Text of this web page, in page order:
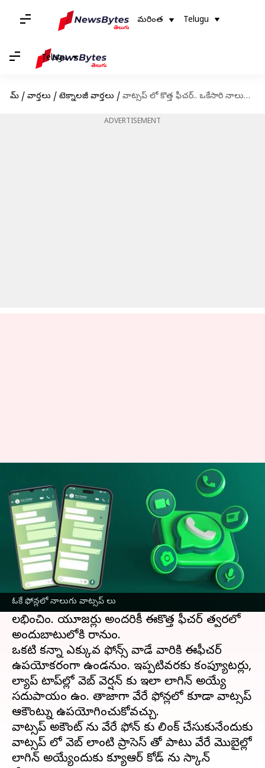
మరింత Telugu
Telugu
హోమ్ / వార్తలు / టెక్నాలజీ వార్తలు / వాట్సప్ లో కొత్త ఫీచర్.. ఒకేసారి నాలుగు ఫోన్లలో వాట్సప్
ADVERTISEMENT
ఓకే ఫోన్లలో నాలుగు వాట్సప్ లు
వాట్సప్ లో కొత్త ఫీచర్.. ఒకేసారి
నాలుగు ఫోన్లలో వాట్సప్
వ్రాసిన వారు Jayachandra Akuri Apr 26, 2023 01:08 pm
ఈ వార్తాకథనం ఏంటి
దిగ్గజ ఇన్ స్టంట్ మెసేజింగ్ యాప్వాట్సప్ సంస్థ
యూజర్లకు తీపికబురును అందించింది. ఇకపై యూజర్లు
ఒకటి కన్నా ఎక్కువ ఫోన్లలో వాట్సప్ లాగిన్ ఛాన్స్
లభించింది. యూజర్లు అందరికీ ఈకొత్త ఫీచర్ త్వరలో
అందుబాటులోకి రానుంది.
ఒకటి కన్నా ఎక్కువ ఫోన్స్ వాడే వారికి ఈఫీచర్
ఉపయోకరంగా ఉండనుంది. ఇప్పటివరకు కంప్యూటర్లు,
ల్యాప్ టాప్‌ల్లో వెబ్ వెర్షన్ కు ఇలా లాగిన్ అయ్యే
సదుపాయం ఉంది. తాజాగా వేరే ఫోన్లలో కూడా వాట్సప్
ఆకౌంట్ను ఉపయోగించుకోవచ్చు.
వాట్సప్ అకౌంట్ ను వేరే ఫోన్ కు లింక్ చేసుకునేందుకు
వాట్సప్ లో వెబ్ లాంటి ప్రాసెస్ తో పాటు వేరే మొబైల్లో
లాగిన్ అయ్యేందుకు క్యూఆర్ కోడ్ ను స్కాన్